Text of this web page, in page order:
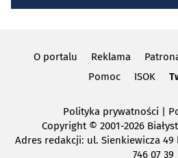
O portalu Reklama
Pomoc
ISOK
Polityka prywatności |
Copyright © 2001-2026
Adres redakcji: ul. Sienkiewicza 49
746 07 39